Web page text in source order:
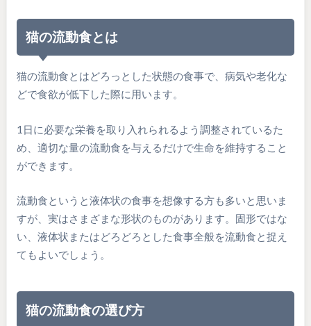
猫の流動食とは
猫の流動食とはどろっとした状態の食事で、病気や老化な
どで食欲が低下した際に用います。
1日に必要な栄養を取り入れられるよう調整されているた
め、適切な量の流動食を与えるだけで生命を維持すること
ができます。
流動食というと液体状の食事を想像する方も多いと思いま
すが、実はさまざまな形状のものがあります。固形ではな
い、液体状またはどろどろとした食事全般を流動食と捉え
てもよいでしょう。
猫の流動食の選び方